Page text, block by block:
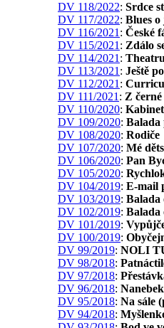
DV 118/2022: Srdce
DV 117/2022: Blues
DV 116/2021 : České
DV 115/2021 : Zdálo
DV 114/2021 :
DV 113/2021 : Ještě
DV 112/2021 :
DV 111/2021 : Z
DV 110/2020:
DV 109/2020: Balada
DV 108/2020: Rodiče
DV 107/2020: Mé
DV 106/2020: Pan
DV 105/2020:
DV 104/2019: E-mail
DV 103/2019: Balada
DV 102/2019: Balada
DV 101/2019:
DV 100/2019:
DV 99/2019: NOLI
DV 98/2018:
DV 97/2018:
DV 96/2018:
DV 95/2018: Na sále
DV 94/2018: